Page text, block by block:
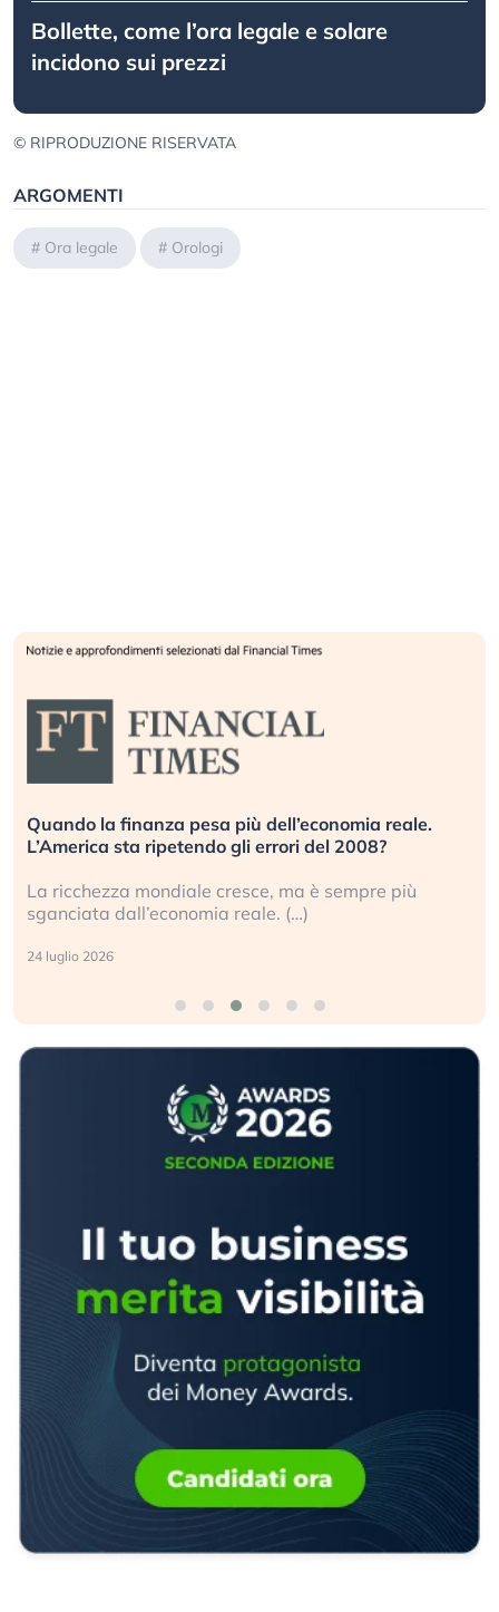
Bollette, come l’ora legale e solare
incidono sui prezzi
© RIPRODUZIONE RISERVATA
ARGOMENTI
# Ora legale # Orologi
Quando la finanza pesa più dell’economia reale.
L’America sta ripetendo gli errori del 2008?
La ricchezza mondiale cresce, ma è sempre più
sganciata dall’economia reale. (…)
24 luglio 2026